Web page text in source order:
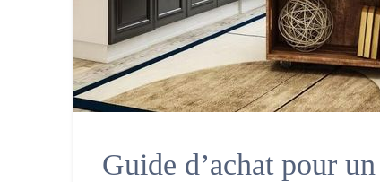
Guide d’achat pour